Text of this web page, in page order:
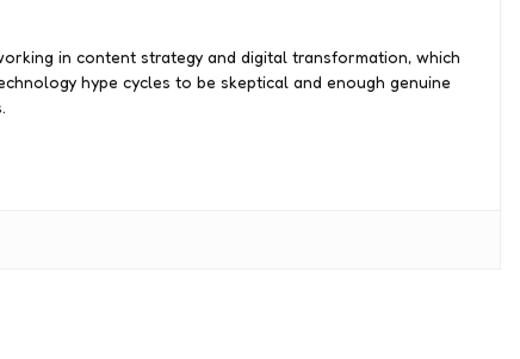
in content strategy and digital transformation, which
hype cycles to be skeptical and enough genuine